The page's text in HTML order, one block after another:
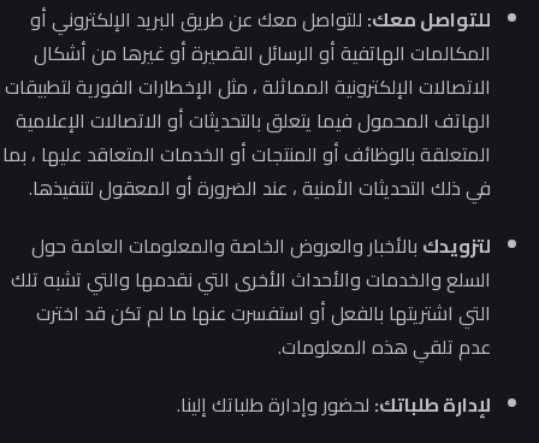
للتواصل معك: للتواصل معك عن طريق البريد الإلكتروني أو
المكالمات الهاتفية أو الرسائل القصيرة أو غيرها من أشكال
الاتصالات الإلكترونية المماثلة ، مثل الإخطارات الفورية لتطبيقات
الهاتف المحمول فيما يتعلق بالتحديثات أو الاتصالات الإعلامية
المتعلقة بالوظائف أو المنتجات أو الخدمات المتعاقد عليها ، بما
في ذلك التحديثات الأمنية ، عند الضرورة أو المعقول لتنفيذها.
لتزويدك بالأخبار والعروض الخاصة والمعلومات العامة حول
السلع والخدمات والأحداث الأخرى التي نقدمها والتي تشبه تلك
التي اشتريتها بالفعل أو استفسرت عنها ما لم تكن قد اخترت
عدم تلقي هذه المعلومات.
لإدارة طلباتك: لحضور وإدارة طلباتك إلينا.